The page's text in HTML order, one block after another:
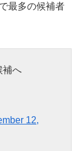
最多の候補者
補へ
12,